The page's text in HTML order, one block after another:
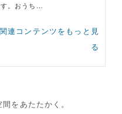
。おうち…
連コンテンツをもっと見
る
をあたたかく。